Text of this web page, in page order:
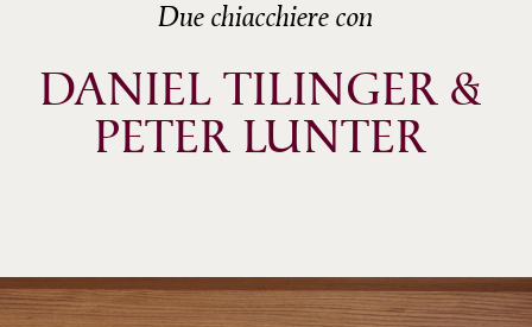
Due chiacchiere con
DANIEL TILINGER &
PETER LUNTER